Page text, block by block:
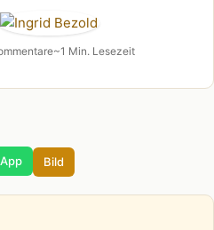
~1 Min. Lesezeit
Bild